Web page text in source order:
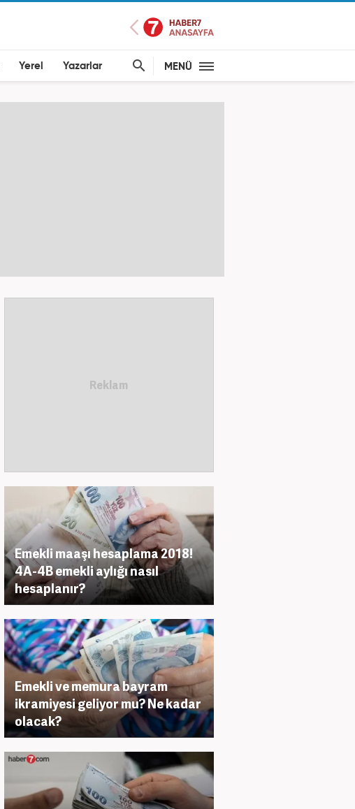
Yerel Yazarlar MENÜ
Emekli maaşı hesaplama 2018!
4A-4B emekli aylığı nasıl
hesaplanır?
Emekli ve memura bayram
ikramiyesi geliyor mu? Ne kadar
olacak?